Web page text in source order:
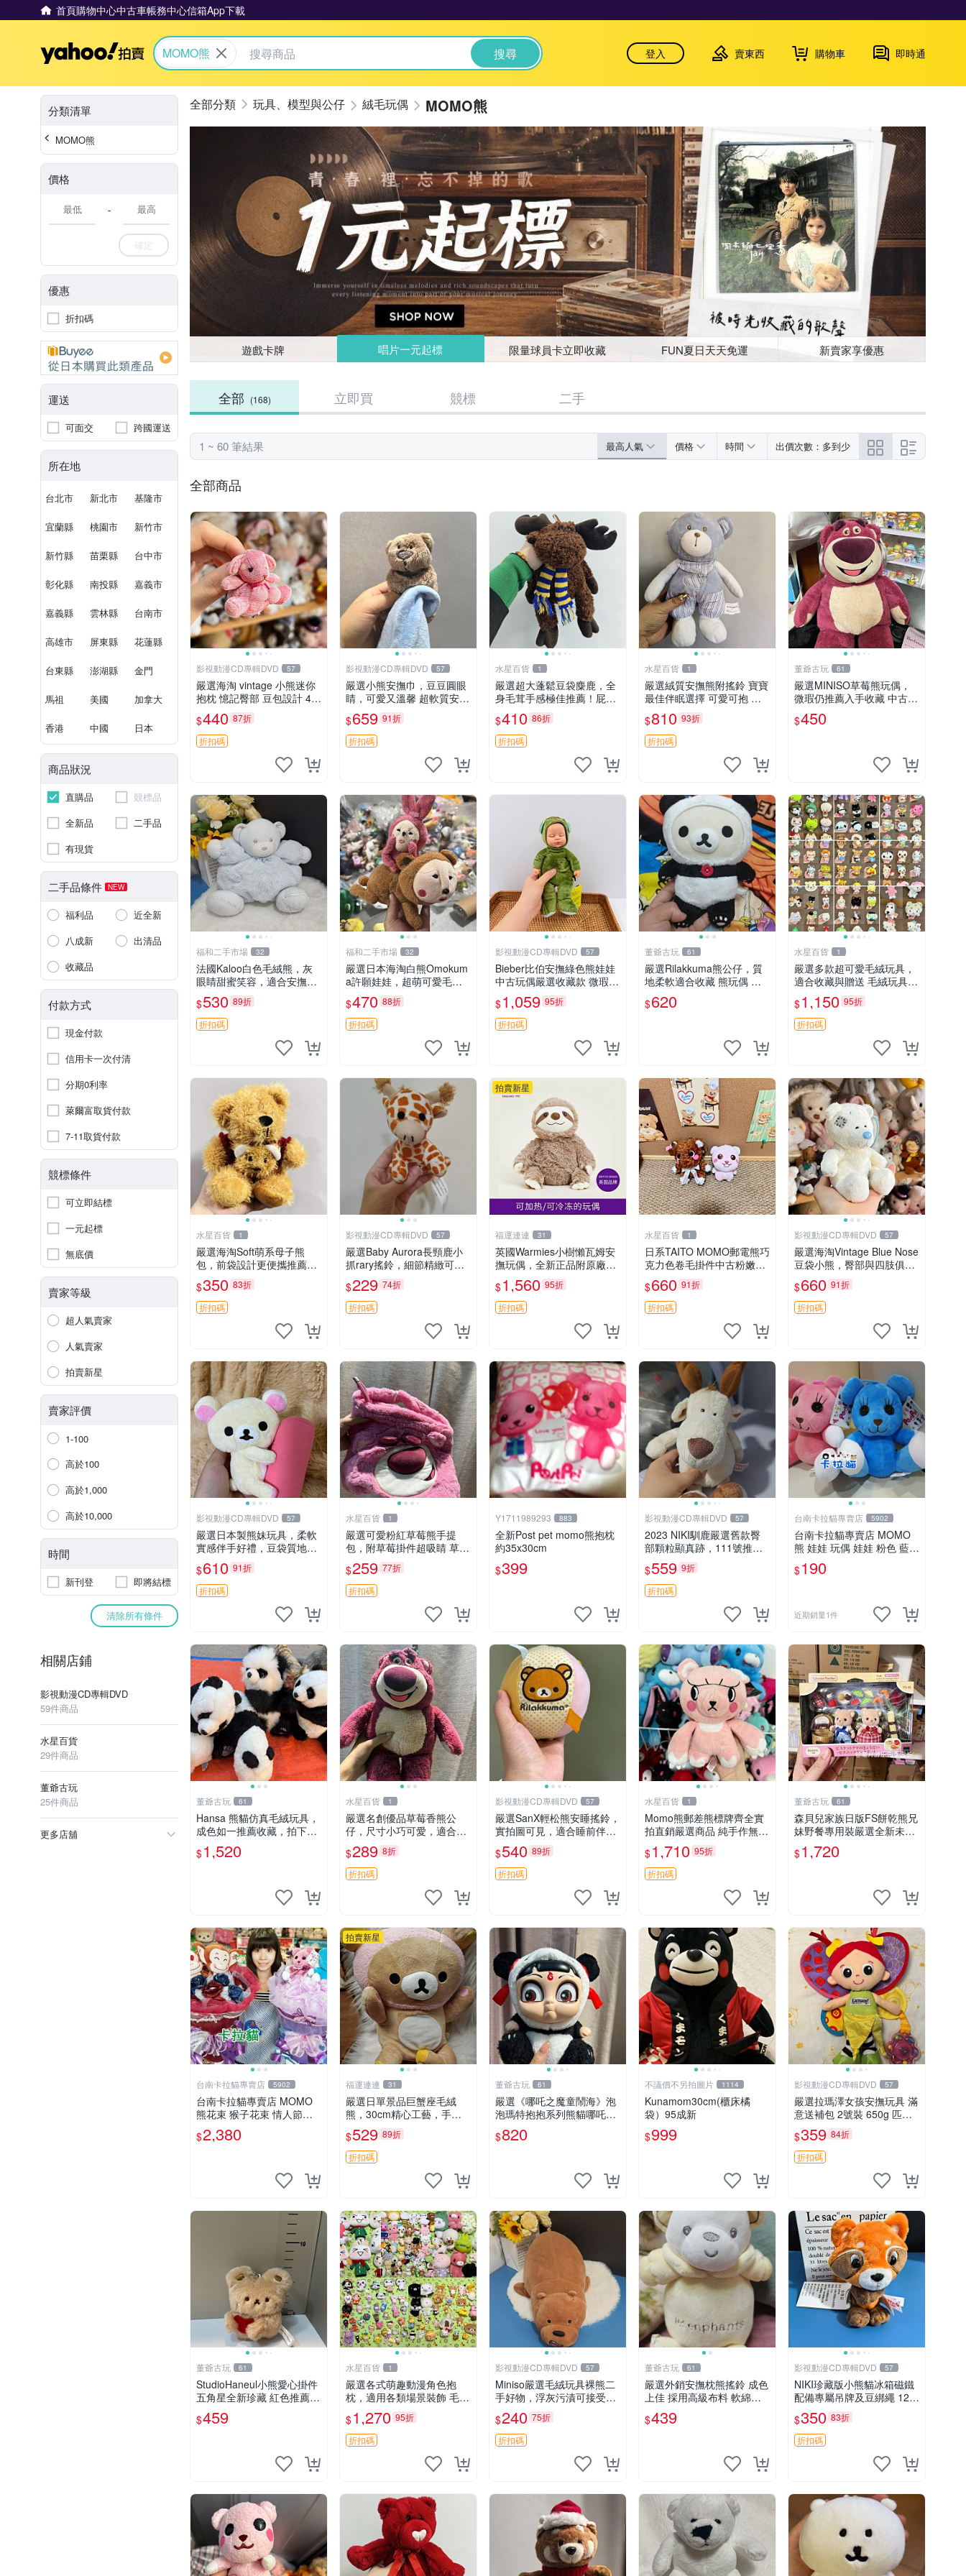
首頁購物中心中古車帳務中心信箱App下載
Yahoo拍賣
MOMO熊 搜尋 登入 賣東西 購物車 即時通
分類清單
MOMO熊
價格
-
確定
優惠
折扣碼
運送
可面交 跨國運送
所在地
台北市 新北市 基隆市
宜蘭縣 桃園市 新竹市
新竹縣 苗栗縣 台中市
彰化縣 南投縣 嘉義市
嘉義縣 雲林縣 台南市
高雄市 屏東縣 花蓮縣
台東縣 澎湖縣 金門
馬祖 美國 加拿大
香港 中國 日本
商品狀況
直購品
競標品
全新品
二手品
有現貨
二手品條件 NEW
福利品
近全新
八成新
出清品
收藏品
付款方式
現金付款
信用卡一次付清
分期0利率
萊爾富取貨付款
7-11取貨付款
競標條件
可立即結標
一元起標
無底價
賣家等級
超人氣賣家
人氣賣家
拍賣新星
賣家評價
1-100
高於100
高於1,000
高於10,000
時間
新刊登 即將結標
清除所有條件
相關店鋪
影視動漫CD專輯DVD
59件商品
水星百貨
29件商品
董爺古玩
25件商品
更多店舖
玩具、模型與公仔 絨毛玩偶 MOMO熊
遊戲卡牌 唱片一元起標 限量球員卡立即收藏 FUN夏日天天免運 新賣家享優惠
全部 (168) 立即買 競標 二手
1 ~ 60 筆結果 最高人氣 價格 時間 出價次數：多到少
全部商品
影視動漫CD專輯DVD 57
嚴選海淘 vintage 小熊迷你
抱枕 憶記臀部 豆包設計 4c
m 高 推薦收藏 迷你豆包小
熊、高臀部、豆袋抱枕
$440 87折
折扣碼
影視動漫CD專輯DVD 57
嚴選小熊安撫巾，豆豆圓眼
睛，可愛又溫馨 超軟質安撫
巾，豆豆設計，哄睡好幫手
約克豆豆眼安撫巾 數碼豆豆
眼
$659 91折
折扣碼
水星百貨 1
嚴選超大蓬鬆豆袋麋鹿，全
身毛茸手感極佳推薦！屁股
與四肢填充均勻，適合收藏
與孩童共賞。 麋鹿 豆袋 毛
茸玩具
$410 86折
折扣碼
水星百貨 1
嚴選絨質安撫熊附搖鈴 寶寶
最佳伴眠選擇 可愛可抱 絨
毛玩具 安撫熊 嬰兒用
$810 93折
折扣碼
董爺古玩 61
嚴選MINISO草莓熊玩偶，
微瑕仍推薦入手收藏 中古 M
INISO 草莓熊 玩具 收藏
$450
福和二手市場 32
法國Kaloo白色毛絨熊，灰
眼睛甜蜜笑容，適合安撫逗
趣可愛，柔軟面料手感佳。
14 白色安撫熊 毛絨玩具 寶
寶逗樂具
$530 89折
折扣碼
福和二手市場 32
嚴選日本海淘白熊Omokum
a許願娃娃，超萌可愛毛絨
公仔推薦收藏 白熊 Omoku
ma 毛絨玩具 偽裝娃娃 玩具
擺飾
$470 88折
折扣碼
影視動漫CD專輯DVD 57
Bieber比伯安撫綠色熊娃娃
中古玩偶嚴選收藏款 微瑕輕
度使用 Bieber綠熊娃娃 中
古玩偶 微瑕
$1,059 95折
折扣碼
董爺古玩 61
嚴選Rilakkuma熊公仔，質
地柔軟適合收藏 熊玩偶 柔
軟 公仔 收藏
$620
水星百貨 1
嚴選多款超可愛毛絨玩具，
適合收藏與贈送 毛絨玩具、
抱枕、公仔
$1,150 95折
折扣碼
水星百貨 1
嚴選海淘Soft萌系母子熊
包，前袋設計更便攜推薦收
藏 母子熊 軟綿綿 包包
$350 83折
折扣碼
影視動漫CD專輯DVD 57
嚴選Baby Aurora長頸鹿小
抓rary搖鈴，細節精緻可聆
聽清脆鈴音 軟萌可愛 定制
紀念 金屬搖鈴 新手媽咪推
薦 長頸鹿 抓rary 搖鈴
$229 74折
折扣碼
拍賣新星
福運連連 31
英國Warmies小樹懶瓦姆安
撫玩偶，全新正品附原廠吊
牌與防塵袋，內藏薰衣草可
加熱，適合各個年齡層，冷
暖兩用享受抱抱樂趣，不容
錯過嚴選好物 溫暖 冷感
$1,560 95折
折扣碼
水星百貨 1
日系TAITO MOMO郵電熊巧
克力色卷毛掛件中古粉嫩玩
偶微瑕推薦 postpet momo
郵電熊 中古玩偶
$660 91折
折扣碼
影視動漫CD專輯DVD 57
嚴選海淘Vintage Blue Nose
豆袋小熊，臀部與四肢俱
全，坐高11公分，附原盒與
吊牌收藏。藍鼻子小熊，值
得擁有 玩具 憶熊
$660 91折
折扣碼
影視動漫CD專輯DVD 57
嚴選日本製熊妹玩具，柔軟
實感伴手好禮，豆袋質地手
感佳，抱枕小熊 recom 推薦
白色豆袋 玩具
$610 91折
折扣碼
水星百貨 1
嚴選可愛粉紅草莓熊手提
包，附草莓掛件超吸睛 草莓
熊手提包 草莓掛件 可愛port
unese
$259 77折
折扣碼
Y1711989293 883
全新Post pet momo熊抱枕
約35x30cm
$399
影視動漫CD專輯DVD 57
2023 NIKI馴鹿嚴選舊款臀
部顆粒顯真跡，111號推薦
珍藏品 馴鹿 舊款 尾巴顆粒
$559 9折
折扣碼
台南卡拉貓專賣店 5902
台南卡拉貓專賣店 MOMO
熊 娃娃 玩偶 娃娃 粉色 藍色
2色分售
$190
近期銷量1件
董爺古玩 61
Hansa 熊貓仿真毛絨玩具，
成色如一推薦收藏，拍下無
疑心 熊貓 毛絨玩具 收藏
$1,520
水星百貨 1
嚴選名創優品草莓香熊公
仔，尺寸小巧可愛，適合收
藏賞玩 30cm 玩具 公仔 草
莓熊
$289 8折
折扣碼
影視動漫CD專輯DVD 57
嚴選SanX輕松熊安睡搖鈴，
實拍圖可見，適合睡前伴
侶， Picks安撫好物 0325
懸吊 電腦
$540 89折
折扣碼
水星百貨 1
Momo熊郵差熊標牌齊全實
拍直銷嚴選商品 純手作無修
圖可收藏 郵差熊 Momo熊
標牌 商品
$1,710 95折
折扣碼
董爺古玩 61
森貝兒家族日版FS餅乾熊兄
妹野餐專用裝嚴選全新未開
封，包含兩組大童款紙盒
裝，適合收藏與分享。 餅乾
$1,720
台南卡拉貓專賣店 5902
台南卡拉貓專賣店 MOMO
熊花束 猴子花束 情人節禮
物 二選一 可繡字 可今天寄
明天到
$2,380
拍賣新星
福運連連 31
嚴選日單景品巨蟹座毛絨
熊，30cm精心工藝，手感
軟糯推薦收藏送人 巨蟹座
毛絨玩具 精緻做工
$529 89折
折扣碼
董爺古玩 61
嚴選《哪吒之魔童鬧海》泡
泡瑪特抱抱系列熊貓哪吒搪
膠臉毛絨， STATE：如圖顯
示 哪吒 毛絨公仔 泡泡瑪特
$820
不議價不另拍圖片 1114
Kunamom30cm(櫃床橘
袋）95成新
$999
影視動漫CD專輯DVD 57
嚴選拉瑪澤女孩安撫玩具 滿
意送補包 2號裝 650g 匹配
嬰幼童舒壓好伴侶 女孩專用
安心選擇 安撫玩偶 衝包 玩
具
$359 84折
折扣碼
董爺古玩 61
StudioHaneul小熊愛心掛件
五角星全新珍藏 紅色推薦收
藏 玩具掛飾 掛件 新品
$459
水星百貨 1
嚴選各式萌趣動漫角色抱
枕，適用各類場景裝飾 毛絨
玩具、卡通抱枕、趣味玩偶
$1,270 95折
折扣碼
影視動漫CD專輯DVD 57
Miniso嚴選毛絨玩具裸熊二
手好物，浮灰污漬可接受。
請詳閱照片再下單，售出不
退不換。全新品相收藏推
薦。 裸熊 毛絨玩具 收藏
$240 75折
折扣碼
董爺古玩 61
嚴選外銷安撫枕熊搖鈴 成色
上佳 採用高級布料 軟綿適
合收藏 安心選購 安撫枕 熊
玩具 搖鈴
$439
影視動漫CD專輯DVD 57
NIKI珍藏版小熊貓冰箱磁鐵
配備專屬吊牌及豆綁繩 12c
m 廢品嚴選 好評推薦 小熊
貓冰箱貼 磁鐵掛件 冰箱飾
品
$350 83折
折扣碼